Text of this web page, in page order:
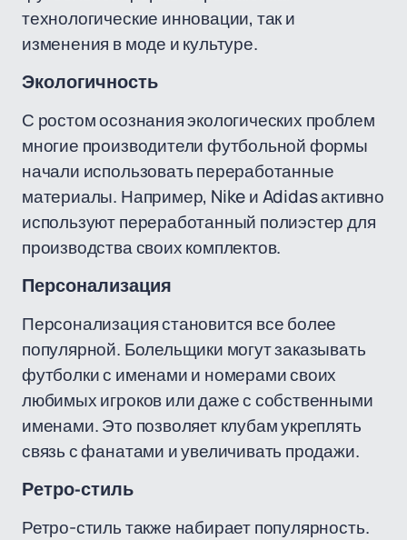
технологические инновации, так и
изменения в моде и культуре.
Экологичность
С ростом осознания экологических проблем
многие производители футбольной формы
начали использовать переработанные
материалы. Например, Nike и Adidas активно
используют переработанный полиэстер для
производства своих комплектов.
Персонализация
Персонализация становится все более
популярной. Болельщики могут заказывать
футболки с именами и номерами своих
любимых игроков или даже с собственными
именами. Это позволяет клубам укреплять
связь с фанатами и увеличивать продажи.
Ретро-стиль
Ретро-стиль также набирает популярность.